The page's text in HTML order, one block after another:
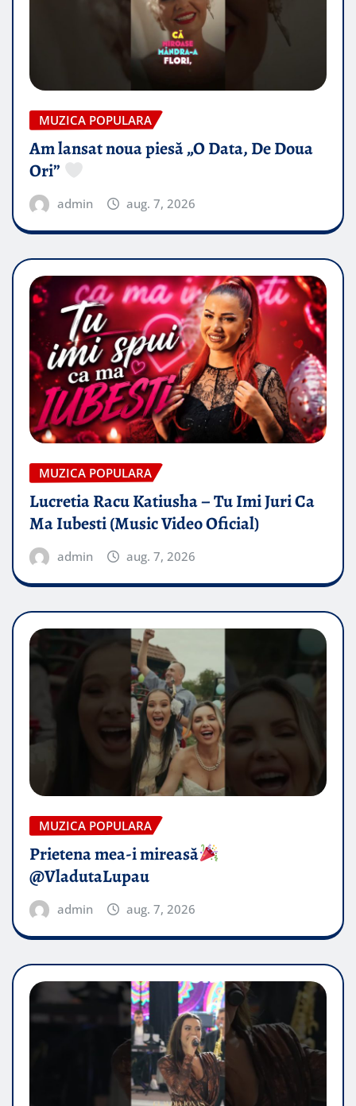
MUZICA POPULARA
Am lansat noua piesă „O Data, De Doua
Ori”
admin aug. 7, 2026
MUZICA POPULARA
Lucretia Racu Katiusha – Tu Imi Juri Ca
Ma Iubesti (Music Video Oficial)
admin aug. 7, 2026
MUZICA POPULARA
Prietena mea-i mireasă​
@VladutaLupau
admin aug. 7, 2026